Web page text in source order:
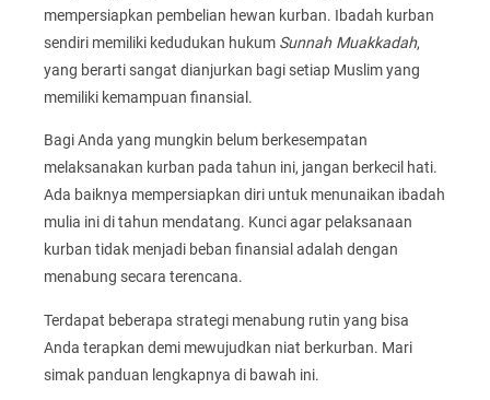
mempersiapkan pembelian hewan kurban. Ibadah kurban
sendiri memiliki kedudukan hukum Sunnah Muakkadah,
yang berarti sangat dianjurkan bagi setiap Muslim yang
memiliki kemampuan finansial.
Bagi Anda yang mungkin belum berkesempatan
melaksanakan kurban pada tahun ini, jangan berkecil hati.
Ada baiknya mempersiapkan diri untuk menunaikan ibadah
mulia ini di tahun mendatang. Kunci agar pelaksanaan
kurban tidak menjadi beban finansial adalah dengan
menabung secara terencana.
Terdapat beberapa strategi menabung rutin yang bisa
Anda terapkan demi mewujudkan niat berkurban. Mari
simak panduan lengkapnya di bawah ini.